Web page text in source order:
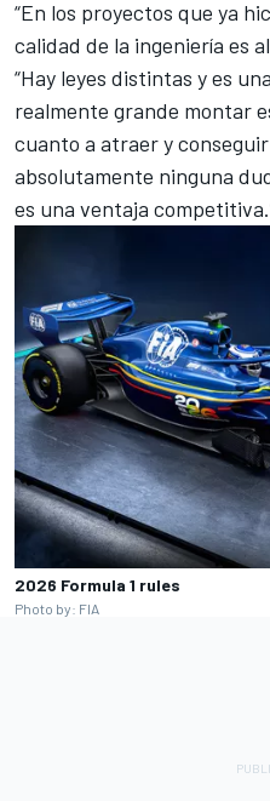
“En los proyectos que ya
calidad de la ingeniería es
“Hay leyes distintas y es
realmente grande montar
cuanto a atraer y
absolutamente ninguna
es una ventaja
2026 Formula 1 rules
Photo by: FIA